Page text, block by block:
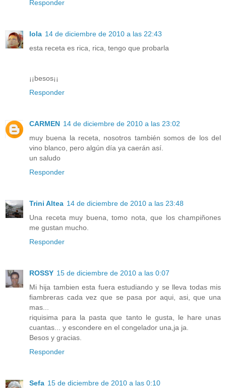
Responder
lola 14 de diciembre de 2010 a las 22:43
esta receta es rica, rica, tengo que probarla
¡¡besos¡¡
Responder
CARMEN 14 de diciembre de 2010 a las 23:02
muy buena la receta, nosotros también somos de los del
vino blanco, pero algún día ya caerán así.
un saludo
Responder
Trini Altea 14 de diciembre de 2010 a las 23:48
Una receta muy buena, tomo nota, que los champiñones
me gustan mucho.
Responder
ROSSY 15 de diciembre de 2010 a las 0:07
Mi hija tambien esta fuera estudiando y se lleva todas mis
fiambreras cada vez que se pasa por aqui, asi, que una
mas...
riquisima para la pasta que tanto le gusta, le hare unas
cuantas... y escondere en el congelador una,ja ja.
Besos y gracias.
Responder
Sefa 15 de diciembre de 2010 a las 0:10